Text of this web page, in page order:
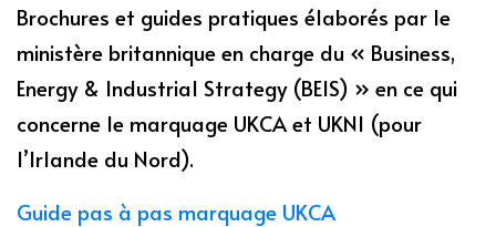
Brochures et guides pratiques élaborés par le
ministère britannique en charge du « Business,
Energy & Industrial Strategy (BEIS) » en ce qui
concerne le marquage UKCA et UKNI (pour
l’Irlande du Nord).
Guide pas à pas marquage UKCA